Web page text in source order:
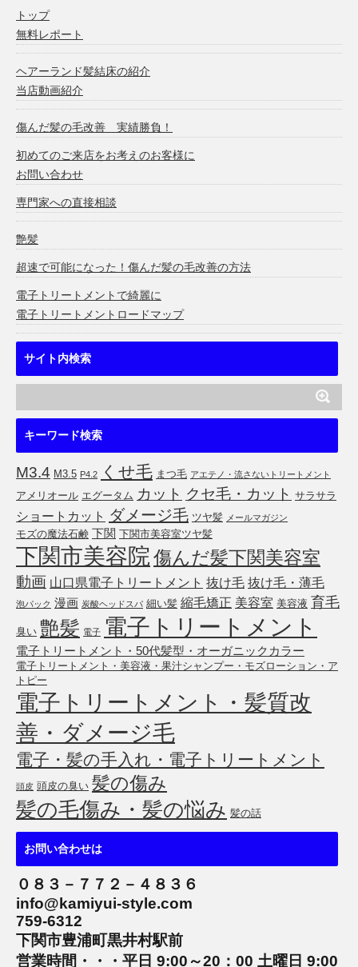
トップ
無料レポート
ヘアーランド髪結床の紹介
当店動画紹介
傷んだ髪の毛改善 実績勝負！
初めてのご来店をお考えのお客様に
お問い合わせ
専門家への直接相談
艶髪
超速で可能になった！傷んだ髪の毛改善の方法
電子トリートメントで綺麗に
電子トリートメントロードマップ
サイト内検索
キーワード検索
M3.4 M3.5 P4.2 くせ毛 まつ毛 アエテノ・流さないトリートメント
アメリオール エグータム カット クセ毛・カット サラサラ
ショートカット ダメージ毛 ツヤ髪 メールマガジン
モズの魔法石鹸 下関 下関市美容室ツヤ髪
下関市美容院傷んだ髪下関美容室
動画 山口県電子トリートメント 抜け毛 抜け毛・薄毛
泡パック 漫画 炭酸ヘッドスパ 細い髪 縮毛矯正 美容室 美容液 育毛
臭い 艶髪 電子 電子トリートメント
電子トリートメント・50代髪型・オーガニックカラー
電子トリートメント・美容液・果汁シャンプー・モズローション・ア
トピー
電子トリートメント・髪質改
善・ダメージ毛
電子・髪の手入れ・電子トリートメント
頭皮 頭皮の臭い 髪の傷み
髪の毛傷み・髪の悩み 髪の話
お問い合わせは
０８３－７７２－４８３６
info@kamiyui-style.com
759-6312
下関市豊浦町黒井村駅前
営業時間・・・平日 9:00～20：00 土曜日 9:00